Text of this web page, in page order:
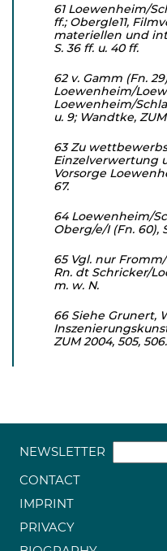
61 Loewenheim/
ff.; Obergle11,
materiellen und
S. 36 ff. u. 40 ff.
62 v. Gamm (Fn.
Loewenheim/
Loewenheim/
u. 9; Wandtke, ZUM
63 Zu
Einzelverwertung
Vorsorge
67.
64 Loewenheim/
Oberg/e/I (Fn. 60),
65 Vgl. nur
Rn. dt Schricker/
m. w. N.
66 Siehe Grunert,
ZUM 2004, 505, 506.
NEWSLETTER
CONTACT
IMPRINT
PRIVACY